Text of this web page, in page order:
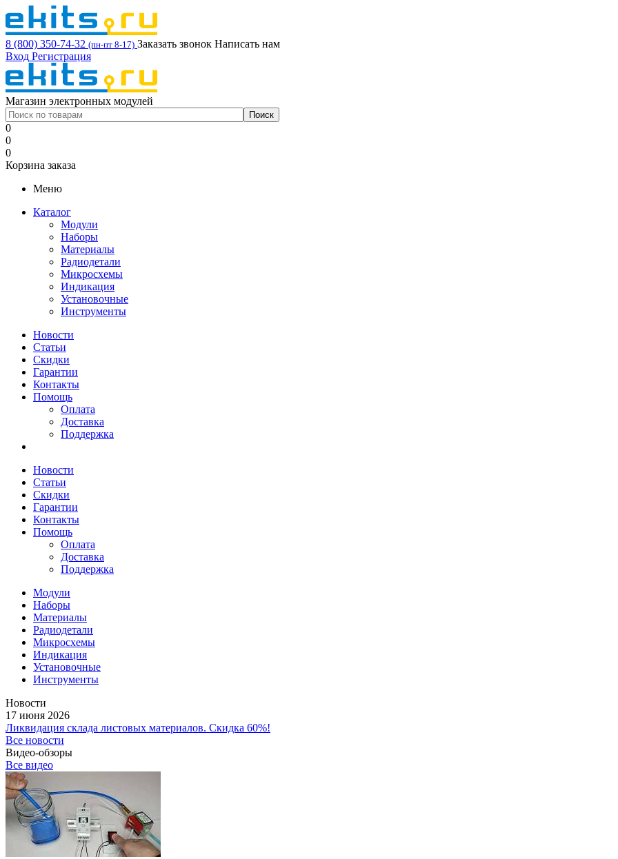
8 (800) 350-74-32 (пн-пт 8-17) Заказать звонок Написать нам
Вход Регистрация
Магазин электронных модулей
0
0
0
Корзина заказа
Меню
Каталог
Модули
Наборы
Материалы
Радиодетали
Микросхемы
Индикация
Установочные
Инструменты
Новости
Статьи
Скидки
Гарантии
Контакты
Помощь
Оплата
Доставка
Поддержка
Новости
Статьи
Скидки
Гарантии
Контакты
Помощь
Оплата
Доставка
Поддержка
Модули
Наборы
Материалы
Радиодетали
Микросхемы
Индикация
Установочные
Инструменты
Новости
17 июня 2026
Ликвидация склада листовых материалов. Скидка 60%!
Все новости
Видео-обзоры
Все видео